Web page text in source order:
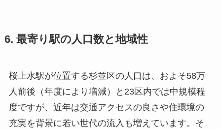
6. 最寄り駅の人口数と地域性
桜上水駅が位置する杉並区の人口は、およそ58万
人前後（年度により増減）と23区内では中規模程
度ですが、近年は交通アクセスの良さや住環境の
充実を背景に若い世代の流入も増えています。そ